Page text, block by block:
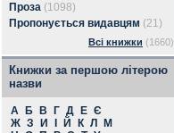
Проза (1098)
Пропонується видавцям (21)
Всі книжки (1660)
Книжки за першою літерою
назви
А Б В Г Д Е Є
Ж З И Й К Л
М